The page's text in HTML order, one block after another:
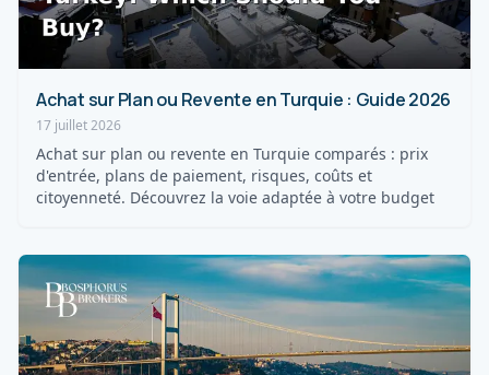
Achat sur Plan ou Revente en Turquie : Guide 2026
17 juillet 2026
Achat sur plan ou revente en Turquie comparés : prix
d'entrée, plans de paiement, risques, coûts et
citoyenneté. Découvrez la voie adaptée à votre budget